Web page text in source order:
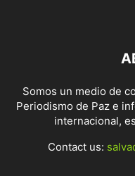
Somos un medio de
Periodismo de Paz e
internacional,
Contact us: